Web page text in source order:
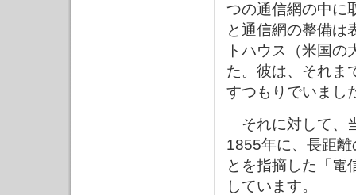
つの通信網の中に
と通信網の整備は
トハウス（米国
た。彼は、それま
すつもりでいまし
それに対して、
1855年に、長距
とを指摘した「電
しています。